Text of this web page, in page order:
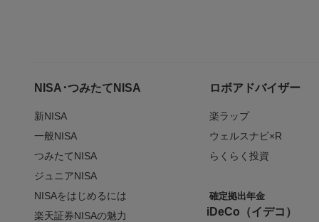
NISA･つみたてNISA
新NISA
一般NISA
つみたてNISA
ジュニアNISA
NISAをはじめるには
楽天証券NISAの魅力
ロボアドバイザー
楽ラップ
ウェルスナビ×R
らくらく投資
確定拠出年金
iDeCo（イデコ）